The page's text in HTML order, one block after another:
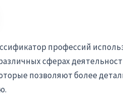
профессий
сферах
позволяют более